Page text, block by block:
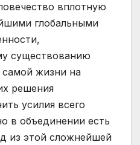
вплотную
глобальными
существованию
жизни на
решения
усилия всего
в объединении есть
из этой сложнейшей